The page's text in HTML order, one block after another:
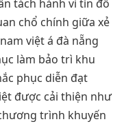
tách hành vi tín đồ
chổ chính giữa xẻ
việt á đà nẵng
làm bảo trì khu
phục diễn đạt
được cải thiện như
trình khuyến